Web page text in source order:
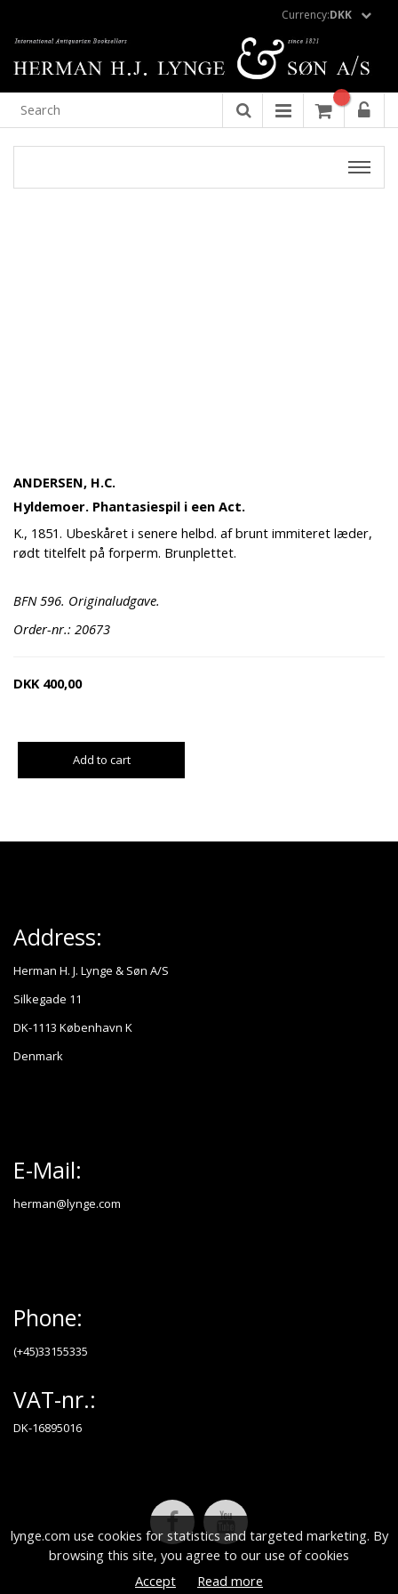
lynge.com use cookies for statistics and targeted marketing. By
browsing this site, you agree to our use of cookies
Accept
Read more
Currency:DKK
ANDERSEN, H.C.
Hyldemoer. Phantasiespil i een Act.
K., 1851. Ubeskåret i senere helbd. af brunt immiteret læder,
rødt titelfelt på forperm. Brunplettet.
BFN 596. Originaludgave.
Order-nr.: 20673
DKK 400,00
Add to cart
Address:
Herman H. J. Lynge & Søn A/S
Silkegade 11
DK-1113 København K
Denmark
E-Mail:
herman@lynge.com
Phone:
(+45)33155335
VAT-nr.:
DK-16895016